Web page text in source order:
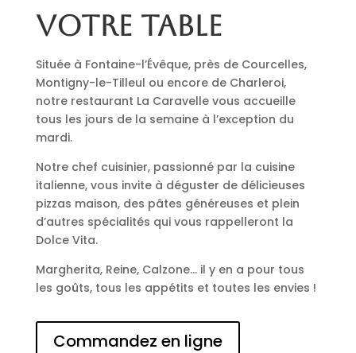
votre table
Située à Fontaine-l’Évêque, près de Courcelles,
Montigny-le-Tilleul ou encore de Charleroi,
notre restaurant La Caravelle vous accueille
tous les jours de la semaine à l’exception du
mardi.
Notre chef cuisinier, passionné par la cuisine
italienne, vous invite à déguster de délicieuses
pizzas maison, des pâtes généreuses et plein
d’autres spécialités qui vous rappelleront la
Dolce Vita.
Margherita, Reine, Calzone… il y en a pour tous
les goûts, tous les appétits et toutes les envies !
Commandez en ligne